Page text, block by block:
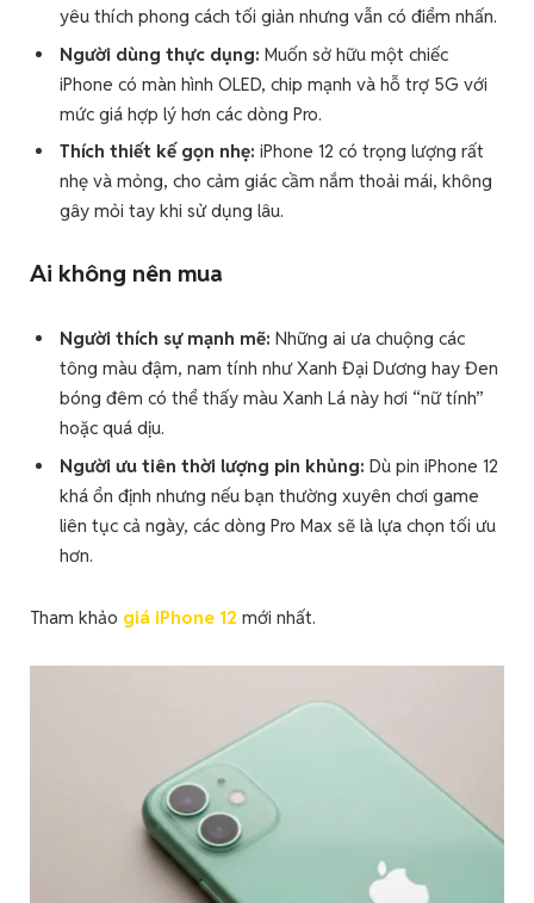
yêu thích phong cách tối giản nhưng vẫn có điểm nhấn.
Người dùng thực dụng: Muốn sở hữu một chiếc
iPhone có màn hình OLED, chip mạnh và hỗ trợ 5G với
mức giá hợp lý hơn các dòng Pro.
Thích thiết kế gọn nhẹ: iPhone 12 có trọng lượng rất
nhẹ và mỏng, cho cảm giác cầm nắm thoải mái, không
gây mỏi tay khi sử dụng lâu.
Ai không nên mua
Người thích sự mạnh mẽ: Những ai ưa chuộng các
tông màu đậm, nam tính như Xanh Đại Dương hay Đen
bóng đêm có thể thấy màu Xanh Lá này hơi “nữ tính”
hoặc quá dịu.
Người ưu tiên thời lượng pin khủng: Dù pin iPhone 12
khá ổn định nhưng nếu bạn thường xuyên chơi game
liên tục cả ngày, các dòng Pro Max sẽ là lựa chọn tối ưu
hơn.
Tham khảo giá iPhone 12 mới nhất.